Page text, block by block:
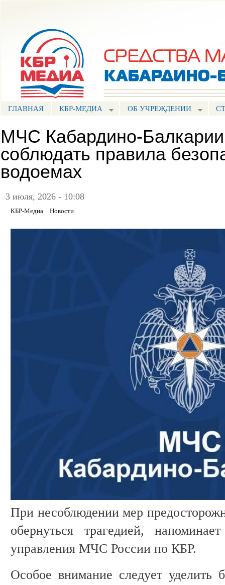
ГЛАВНАЯ КБР-МЕДИА ОБ УЧРЕЖДЕНИИ
МЧС Кабардино-
соблюдать правила
водоемах
3 июля, 2026 - 10:08
КБР-Медиа Новости
При несоблюдении мер
обернуться трагедией,
управления МЧС России по КБР.
Особое внимание следует уделить